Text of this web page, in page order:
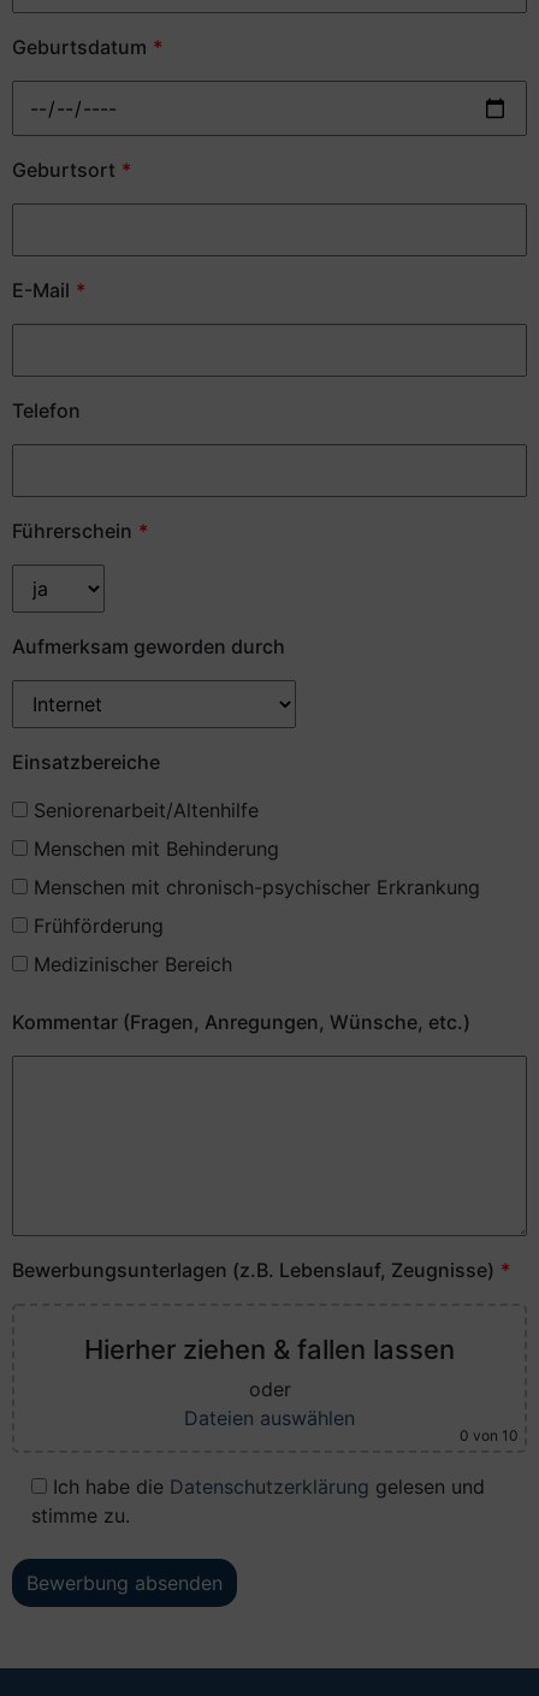
Geburtsdatum
Geburtsort
E-Mail
Telefon
Führerschein
Aufmerksam geworden durch
Einsatzbereiche
Seniorenarbeit/Altenhilfe
Menschen mit Behinderung
Menschen mit chronisch-psychischer Erkrankung
Frühförderung
Medizinischer Bereich
Kommentar (Fragen, Anregungen, Wünsche, etc.)
Bewerbungsunterlagen (z.B. Lebenslauf, Zeugnisse)
Hierher ziehen & fallen lassen
oder
Dateien auswählen
0 von 10
Ich habe die Datenschutzerklärung gelesen und
stimme zu.